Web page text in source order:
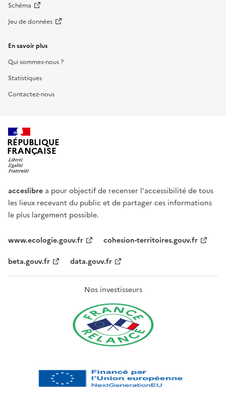
Schéma
Jeu de données
En savoir plus
Qui sommes-nous ?
Statistiques
Contactez-nous
RÉPUBLIQUE
FRANÇAISE
acceslibre a pour objectif de recenser l'accessibilité de tous
les lieux recevant du public et de partager ces informations
le plus largement possible.
www.ecologie.gouv.fr
cohesion-territoires.gouv.fr
beta.gouv.fr
data.gouv.fr
Nos investisseurs